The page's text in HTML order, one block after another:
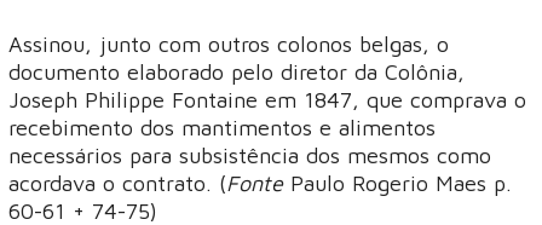
Assinou, junto com outros colonos belgas, o
documento elaborado pelo diretor da Colônia,
Joseph Philippe Fontaine em 1847, que comprava o
recebimento dos mantimentos e alimentos
necessários para subsistência dos mesmos como
acordava o contrato. (Fonte Paulo Rogerio Maes p.
60-61 + 74-75)